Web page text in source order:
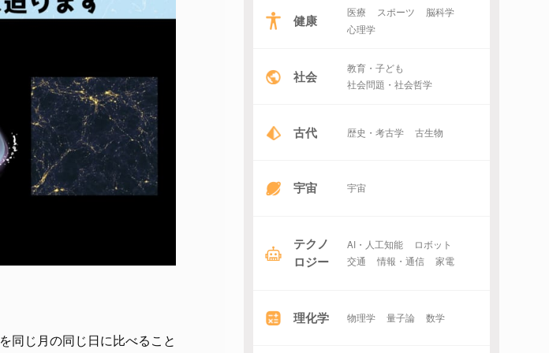
を同じ月の同じ日に比べること
健康 医療 スポーツ
脳科学
心理学
社会
教育・子ども
社会問題・社会哲学
古代 歴史・考古学 古生物
宇宙 宇宙
テクノ
ロジー
AI・人工知能
ロボット
交通
情報・通信 家電
理化学 物理学 量子論 数学